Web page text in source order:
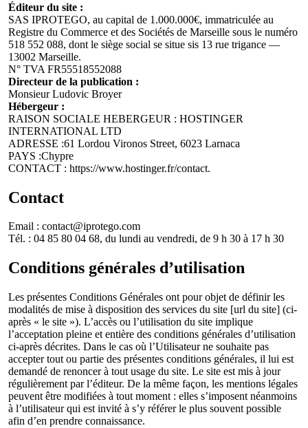
Éditeur du site :
SAS IPROTEGO, au capital de 1.000.000€, immatriculée au
Registre du Commerce et des Sociétés de Marseille sous le numéro
518 552 088, dont le siège social se situe sis 13 rue trigance —
13002 Marseille.
N° TVA FR55518552088
Directeur de la publication :
Monsieur Ludovic Broyer
Hébergeur :
RAISON SOCIALE HEBERGEUR : HOSTINGER
INTERNATIONAL LTD
ADRESSE :61 Lordou Vironos Street, 6023 Larnaca
PAYS :Chypre
CONTACT : https://www.hostinger.fr/contact.
Contact
Email : contact@iprotego.com
Tél. : 04 85 80 04 68, du lundi au vendredi, de 9 h 30 à 17 h 30
Conditions générales d’utilisation
Les présentes Conditions Générales ont pour objet de définir les
modalités de mise à disposition des services du site [url du site] (ci-
après « le site »). L’accès ou l’utilisation du site implique
l’acceptation pleine et entière des conditions générales d’utilisation
ci-après décrites. Dans le cas où l’Utilisateur ne souhaite pas
accepter tout ou partie des présentes conditions générales, il lui est
demandé de renoncer à tout usage du site. Le site est mis à jour
régulièrement par l’éditeur. De la même façon, les mentions légales
peuvent être modifiées à tout moment : elles s’imposent néanmoins
à l’utilisateur qui est invité à s’y référer le plus souvent possible
afin d’en prendre connaissance.